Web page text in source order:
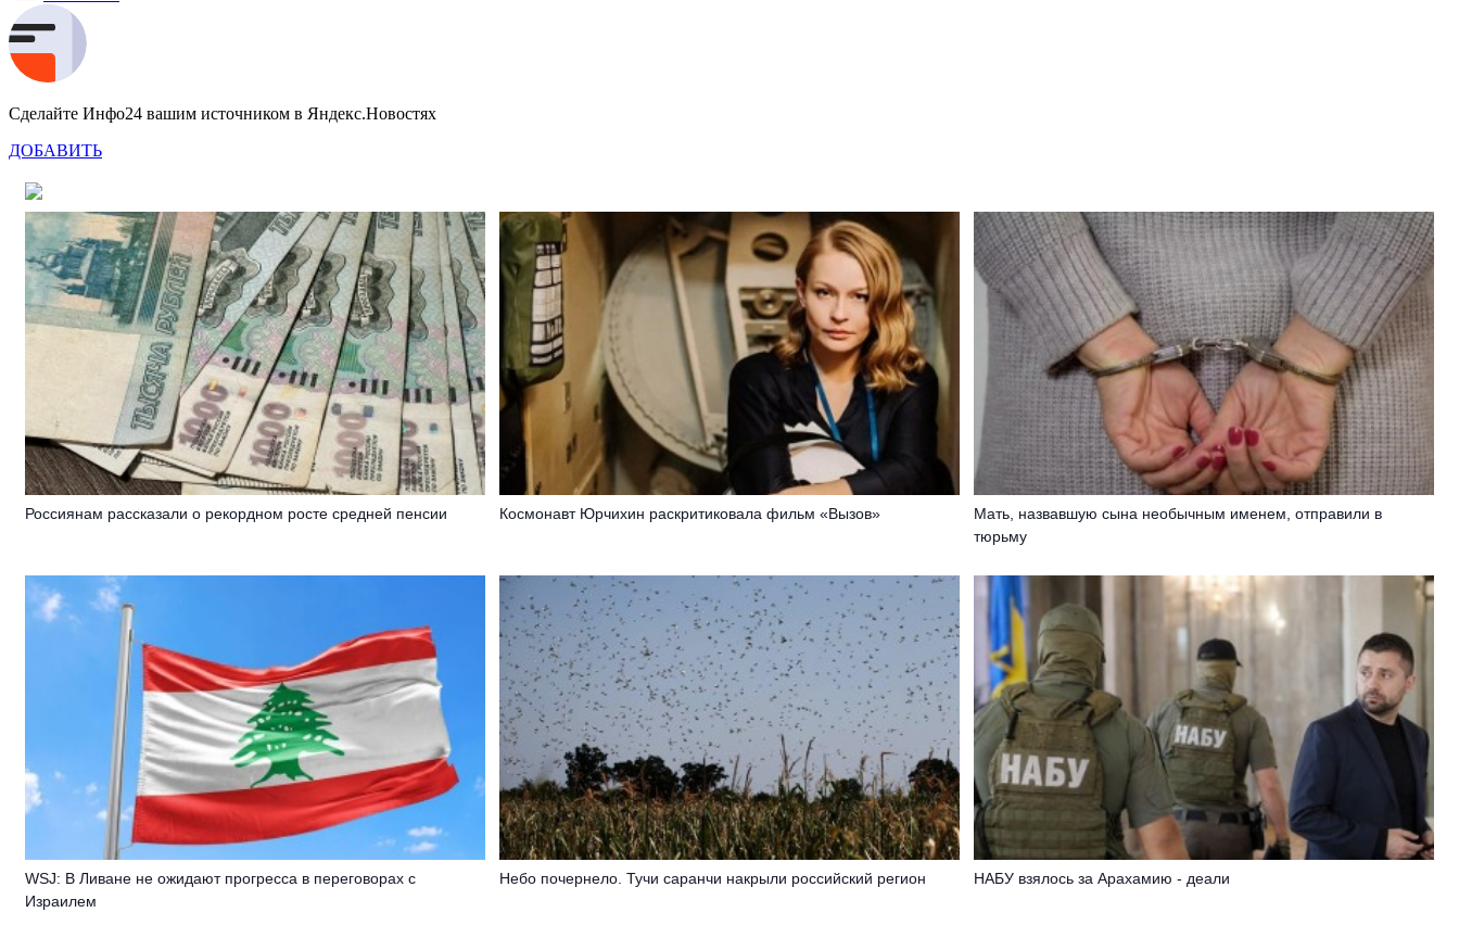
Сделайте Инфо24 вашим источником в Яндекс.Новостях
ДОБАВИТЬ
Россиянам рассказали о рекордном росте средней пенсии Космонавт Юрчихин раскритиковала фильм «Вызов»
Мать, назвавшую сына необычным именем, отправили в
тюрьму
WSJ: В Ливане не ожидают прогресса в переговорах с
Израилем
Небо почернело. Тучи саранчи накрыли российский регион НАБУ взялось за Арахамию - деали